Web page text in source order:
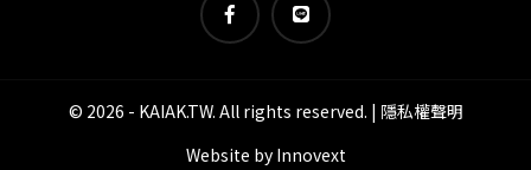
© 2026 - KAIAK.TW. All rights reserved. | 隱私權聲明
Website by Innovext